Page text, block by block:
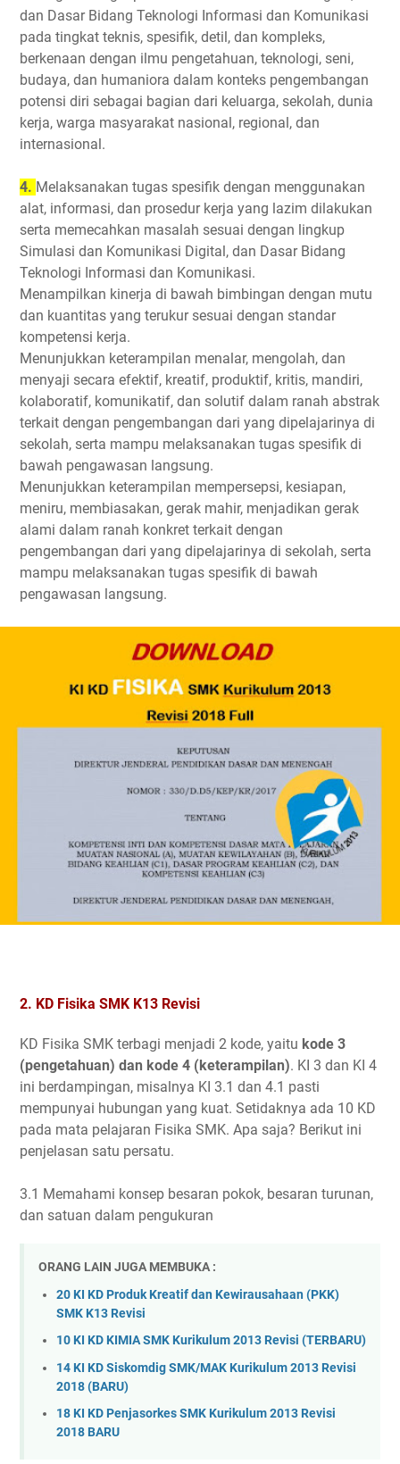
dan Dasar Bidang Teknologi Informasi dan Komunikasi
pada tingkat teknis, spesifik, detil, dan kompleks,
berkenaan dengan ilmu pengetahuan, teknologi, seni,
budaya, dan humaniora dalam konteks pengembangan
potensi diri sebagai bagian dari keluarga, sekolah, dunia
kerja, warga masyarakat nasional, regional, dan
internasional.
4. Melaksanakan tugas spesifik dengan menggunakan
alat, informasi, dan prosedur kerja yang lazim dilakukan
serta memecahkan masalah sesuai dengan lingkup
Simulasi dan Komunikasi Digital, dan Dasar Bidang
Teknologi Informasi dan Komunikasi.
Menampilkan kinerja di bawah bimbingan dengan mutu
dan kuantitas yang terukur sesuai dengan standar
kompetensi kerja.
Menunjukkan keterampilan menalar, mengolah, dan
menyaji secara efektif, kreatif, produktif, kritis, mandiri,
kolaboratif, komunikatif, dan solutif dalam ranah abstrak
terkait dengan pengembangan dari yang dipelajarinya di
sekolah, serta mampu melaksanakan tugas spesifik di
bawah pengawasan langsung.
Menunjukkan keterampilan mempersepsi, kesiapan,
meniru, membiasakan, gerak mahir, menjadikan gerak
alami dalam ranah konkret terkait dengan
pengembangan dari yang dipelajarinya di sekolah, serta
mampu melaksanakan tugas spesifik di bawah
pengawasan langsung.
2. KD Fisika SMK K13 Revisi
KD Fisika SMK terbagi menjadi 2 kode, yaitu kode 3
(pengetahuan) dan kode 4 (keterampilan). KI 3 dan KI 4
ini berdampingan, misalnya KI 3.1 dan 4.1 pasti
mempunyai hubungan yang kuat. Setidaknya ada 10 KD
pada mata pelajaran Fisika SMK. Apa saja? Berikut ini
penjelasan satu persatu.
3.1 Memahami konsep besaran pokok, besaran turunan,
dan satuan dalam pengukuran
ORANG LAIN JUGA MEMBUKA :
20 KI KD Produk Kreatif dan Kewirausahaan (PKK)
SMK K13 Revisi
10 KI KD KIMIA SMK Kurikulum 2013 Revisi (TERBARU)
14 KI KD Siskomdig SMK/MAK Kurikulum 2013 Revisi
2018 (BARU)
18 KI KD Penjasorkes SMK Kurikulum 2013 Revisi
2018 BARU